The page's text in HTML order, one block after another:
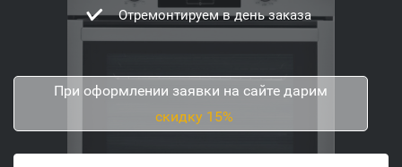
день заказа Оформим
При оформлении заявки на сайте дарим
скидку 15%